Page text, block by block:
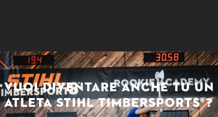
VUOI DIVENTARE ANCHE TU UN
ATLETA STIHL TIMBERSPORTS®?